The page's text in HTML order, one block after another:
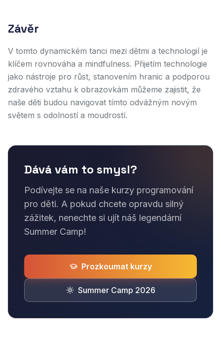
Závěr
V tomto dynamickém tanci mezi dětmi a technologií je
klíčem rovnováha a mindfulness. Přijetím technologie
jako nástroje pro růst, stanovením hranic a podporou
zdravého vztahu k obrazovkám můžeme zajistit, že
naše děti budou navigovat tímto odvážným novým
světem s odolností a moudrostí.
Dává vám to smysl?
Podívejte se na naše kurzy programování
pro děti. A pokud chcete opravdu silný
zážitek, nenechte si ujít náš legendární
Summer Camp!
Prozkoumat kurzy
Summer Camp 2026